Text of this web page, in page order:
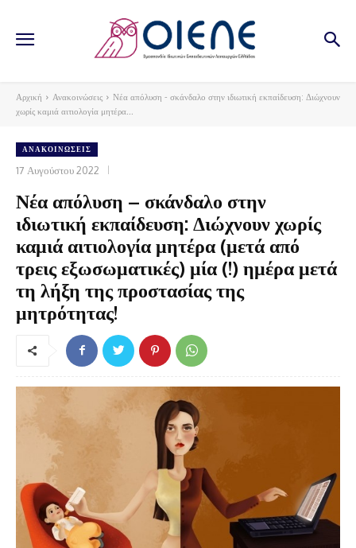
Αρχική Ανακοινώσεις
Νέα απόλυση - σκάνδαλο στην ιδιωτική εκπαίδευση: Διώχνουν
χωρίς καμιά αιτιολογία μητέρα...
ΑΝΑΚΟΙΝΏΣΕΙΣ
17 Αυγούστου 2022
Νέα απόλυση – σκάνδαλο στην
ιδιωτική εκπαίδευση: Διώχνουν χωρίς
καμιά αιτιολογία μητέρα (μετά από
τρεις εξωσωματικές) μία (!) ημέρα μετά
τη λήξη της προστασίας της
μητρότητας!